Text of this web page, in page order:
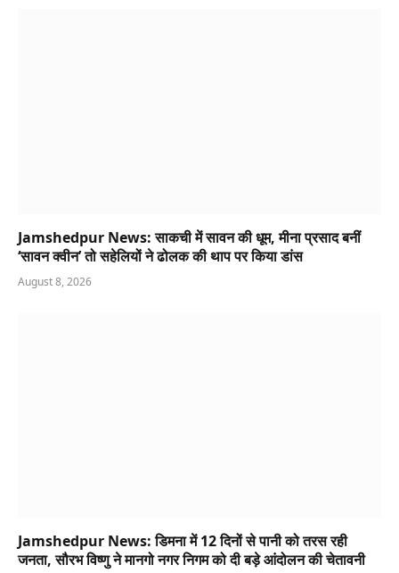
Jamshedpur News: साकची में सावन की धूम, मीना प्रसाद बनीं
‘सावन क्वीन’ तो सहेलियों ने ढोलक की थाप पर किया डांस
August 8, 2026
Jamshedpur News: डिमना में 12 दिनों से पानी को तरस रही
जनता, सौरभ विष्णु ने मानगो नगर निगम को दी बड़े आंदोलन की चेतावनी